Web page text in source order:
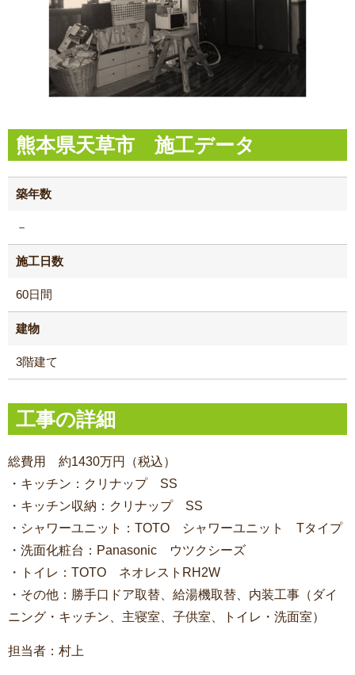
熊本県天草市 施工データ
築年数
－
施工日数
60日間
建物
3階建て
工事の詳細
総費用 約1430万円（税込）
・キッチン：クリナップ SS
・キッチン収納：クリナップ SS
・シャワーユニット：TOTO シャワーユニット Tタイプ
・洗面化粧台：Panasonic ウツクシーズ
・トイレ：TOTO ネオレストRH2W
・その他：勝手口ドア取替、給湯機取替、内装工事（ダイ
ニング・キッチン、主寝室、子供室、トイレ・洗面室）
担当者：村上